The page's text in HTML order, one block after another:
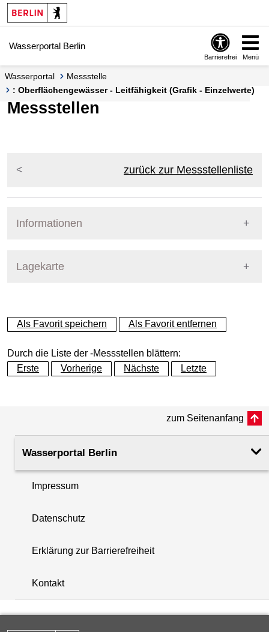
Springe zur Navigation
Springe zum Inhalt
Wasserportal Berlin
Barrierefrei Menü
Wasserportal
Messstelle
: Oberflächengewässer - Leitfähigkeit (Grafik - Einzelwerte)
Messstellen
zurück zur Messstellenliste
Informationen
Lagekarte
+
−
+
−
Als Favorit speichern Als Favorit entfernen
Durch die Liste der -Messstellen blättern:
Erste
Vorherige Nächste Letzte
zum Seitenanfang
Wasserportal Berlin
Impressum
Datenschutz
Erklärung zur Barrierefreiheit
Kontakt